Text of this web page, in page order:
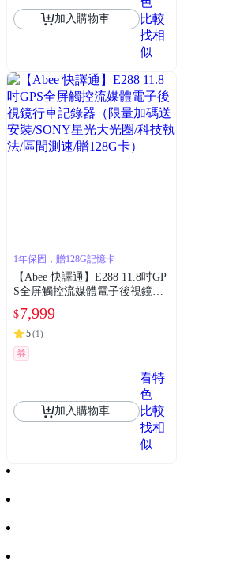
加入購物車
比較
找相
似
1年保固，贈128G記憶卡
【Abee 快譯通】E288 11.8吋GP
S全屏觸控流媒體電子後視鏡行
NY星光大光圈/科技執法/區間測
速/贈128G卡）
$7,999
5(1)
券
加入購物車
看特
色
比較
找相
似